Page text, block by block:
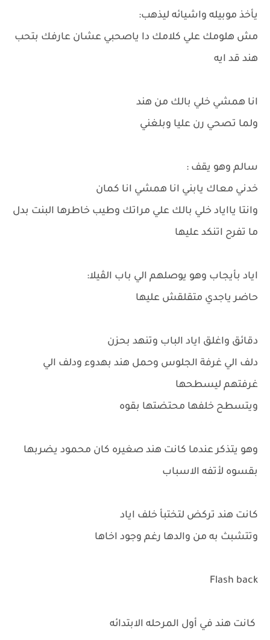
يأخذ موبيله واشيائه ليذهب:
مش هلومك علي كلامك دا ياصحبي عشان عارفك بتحب
هند قد ايه
انا همشي خلي بالك من هند
ولما تصحي رن عليا وبلغني
سالم وهو يقف :
خدني معاك يابني انا همشي انا كمان
وانتا يااياد خلي بالك علي مراتك وطيب خاطرها البنت بدل
ما تفرح اتنكد عليها
اياد بأيجاب وهو يوصلهم الي باب الڤيلا:
حاضر ياجدي متقلقش عليها
دقائق واغلق اياد الباب وتنهد بحزن
دلف الي غرفة الجلوس وحمل هند بهدوء ودلف الي
غرفتهم ليسطحها
ويتسطح خلفها محتضتها بقوه
وهو يتذكر عندما كانت هند صغيره كان محمود يضربها
بقسوه لأتفه الاسباب
كانت هند تركض لتختبأ خلف اياد
وتتشبث به من والدها رغم وجود اخاها
Flash back
كانت هند في أول المرحله الابتدائه